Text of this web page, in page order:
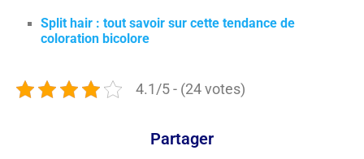
Split hair : tout savoir sur cette tendance de
coloration bicolore
4.1/5 - (24 votes)
Partager